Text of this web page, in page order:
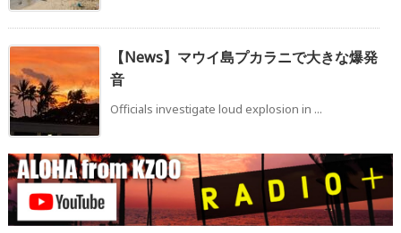
【News】マウイ島プカラニで大きな爆発
音
Officials investigate loud explosion in ...